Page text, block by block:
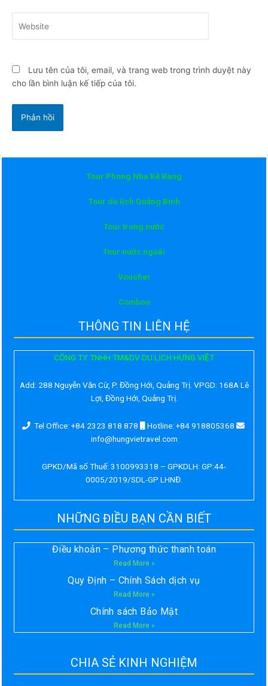
Lưu tên của tôi, email, và trang web trong trình duyệt này
cho lần bình luận kế tiếp của tôi.
Tour Phong Nha Kẻ Bàng
Tour du lịch Quảng Bình
Tour trong nước
Tour nước ngoài
Voucher
Comboo
THÔNG TIN LIÊN HỆ
CÔNG TY TNHH TM&DV DU LỊCH HƯNG VIỆT
Add: 288 Nguyễn Văn Cừ, P. Đồng Hới, Quảng Trị. VPGD: 168A Lê
Lợi, Đồng Hới, Quảng Trị.
Tel Office: +84 2323 818 878
Hotline: +84 918805368
info@hungvietravel.com
GPKD/Mã số Thuế: 3100993318 – GPKDLH: GP:44-
0005/2019/SDL-GP LHNĐ.
NHỮNG ĐIỀU BẠN CẦN BIẾT
Điều khoản – Phương thức thanh toán
Read More »
Quy Định – Chính Sách dịch vụ
Read More »
Chính sách Bảo Mật
Read More »
CHIA SẺ KINH NGHIỆM